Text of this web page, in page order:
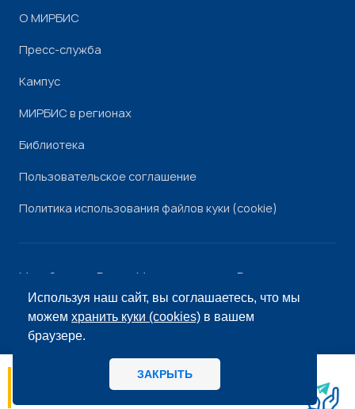
Используя наш сайт, вы соглашаетесь, что мы
можемхранить куки (cookies) в вашем
браузере.
ЗАКРЫТЬ
О МИРБИС
Пресс-служба
Кампус
МИРБИС в регионах
Библиотека
Пользовательское соглашение
Политика использования файлов куки (cookie)
Минобрнауки России Минпросвещения России
РоскомнадзорРособрнадзор
© «МИРБИС», 2026
МИРБИС - Школа бизнеса А вы как